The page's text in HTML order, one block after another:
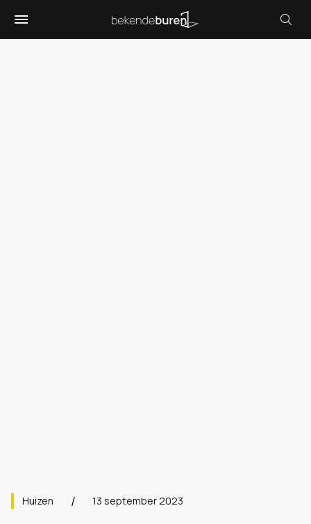
Huizen 13 september 2023